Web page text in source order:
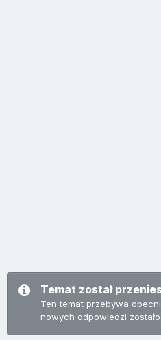
Temat został
Ten temat przebywa
nowych odpowiedzi